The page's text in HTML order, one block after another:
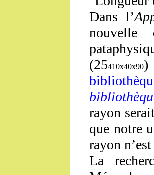
Dans l’
nouvelle
(25410x40x90)
rayon
que notre
rayon
La